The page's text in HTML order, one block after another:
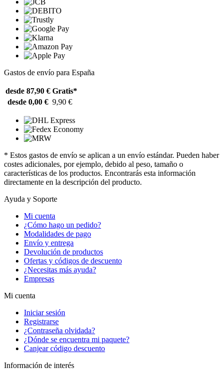
Gastos de envío para España
desde 87,90 € Gratis*
desde 0,00 € 9,90 €
* Estos gastos de envío se aplican a un envío estándar. Pueden haber
costes adicionales, por ejemplo, debido al peso, tamaño o
características de los productos. Encontrarás esta información
directamente en la descripción del producto.
Ayuda y Soporte
Mi cuenta
¿Cómo hago un pedido?
Modalidades de pago
Envío y entrega
Devolución de productos
Ofertas y códigos de descuento
¿Necesitas más ayuda?
Empresas
Mi cuenta
Iniciar sesión
Registrarse
¿Contraseña olvidada?
¿Dónde se encuentra mi paquete?
Canjear código descuento
Información de interés